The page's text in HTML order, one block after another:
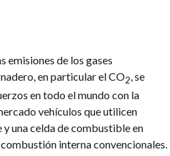
emisiones de los gases
en particular el CO2, se
en todo el mundo con la
vehículos que utilicen
una celda de combustible en
interna convencionales.